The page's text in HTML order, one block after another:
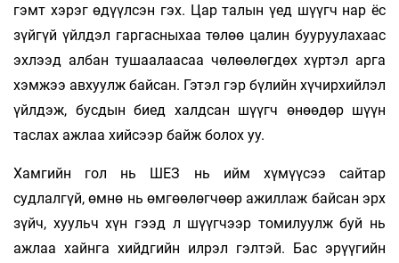
гэмт хэрэг өдүүлсэн гэх. Цар талын үед шүүгч нар ёс
зүйгүй үйлдэл гаргасныхаа төлөө цалин бууруулахаас
эхлээд албан тушаалаасаа чөлөөлөгдөх хүртэл арга
хэмжээ авхуулж байсан. Гэтэл гэр бүлийн хүчирхийлэл
үйлдэж, бусдын биед халдсан шүүгч өнөөдөр шүүн
таслах ажлаа хийсээр байж болох уу.
Хамгийн гол нь ШЕЗ нь ийм хүмүүсээ сайтар
судлалгүй, өмнө нь өмгөөлөгчөөр ажиллаж байсан эрх
зүйч, хуульч хүн гээд л шүүгчээр томилуулж буй нь
ажлаа хайнга хийдгийн илрэл гэлтэй. Бас эрүүгийн